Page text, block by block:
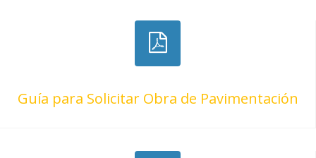
Guía para Solicitar Obra de Pavimentación